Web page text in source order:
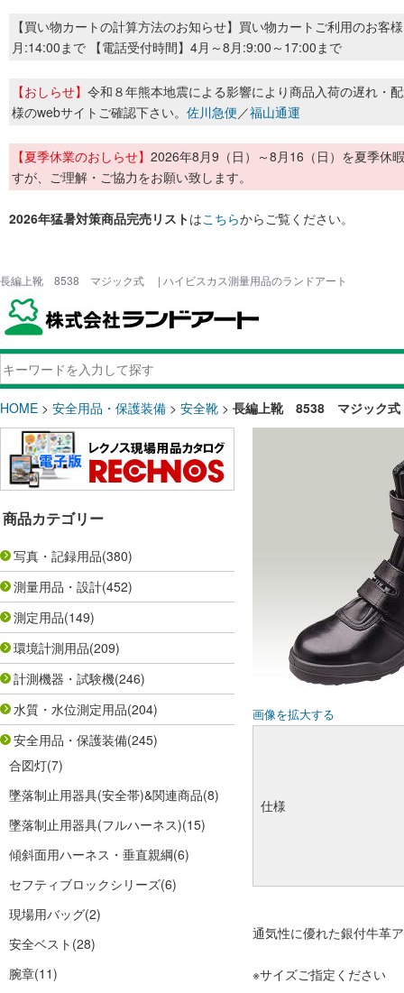
【買い物カートの計算方法のお知らせ】買い物カートご利用のお客
月:14:00まで 【電話受付時間】4月～8月:9:00～17:00まで
【おしらせ】 令和８年熊本地震による影響により商品入荷の遅れ・
様のwebサイトご確認下さい。 佐川急便／福山通運
【夏季休業のおしらせ】 2026年8月9（日）～8月16（日）を夏季休
すが、ご理解・ご協力をお願い致します。
2026年猛暑対策商品完売リストはこちらからご覧ください。
長編上靴 8538 マジック式 | ハイビスカス測量用品のランドアート
HOME > 安全用品・保護装備 > 安全靴 > 長編上靴 8538 マジック
商品カテゴリー
写真・記録用品(380)
測量用品・設計(452)
測定用品(149)
環境計測用品(209)
計測機器・試験機(246)
水質・水位測定用品(204)
安全用品・保護装備(245)
合図灯(7)
墜落制止用器具(安全帯)&関連商品(8)
墜落制止用器具(フルハーネス)(15)
傾斜面用ハーネス・垂直親綱(6)
セフティブロックシリーズ(6)
現場用バッグ(2)
安全ベスト (28)
腕章(11)
画像を拡大する
仕様
通気性に優れた銀付牛革
※サイズご指定ください